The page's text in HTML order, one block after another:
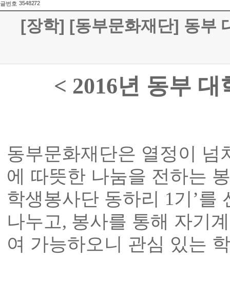
글번호 3548272
[장학] [동부문화재단] 동부
< 2016년 동부
동부문화재단은 열정이 넘
에 따뜻한 나눔을 전하는
학생봉사단 동하리 1기 ’를
나누고, 봉사를 통해 자기
여 가능하오니 관심 있는